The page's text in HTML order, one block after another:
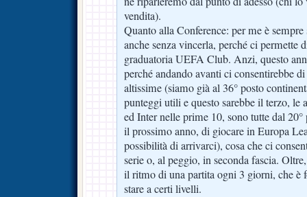
vendita).
Quanto alla Conference: per me è
anche senza vincerla, perché ci permette
graduatoria UEFA Club. Anzi, questo
perché andando avanti ci consentirebbe
altissime (siamo già al 36° posto
punteggi utili e questo sarebbe il terzo, le
ed Inter nelle prime 10, sono tutte dal
il prossimo anno, di giocare in Europa
possibilità di arrivarci), cosa che ci
serie o, al peggio, in seconda fascia.
il ritmo di una partita ogni 3 giorni, che è
stare a certi livelli.